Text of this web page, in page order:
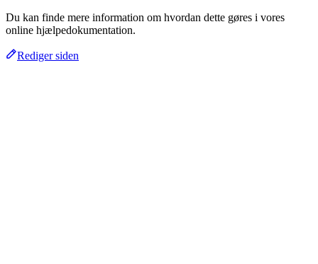
Du kan finde mere information om hvordan dette gøres i vores
online hjælpedokumentation.
Rediger siden